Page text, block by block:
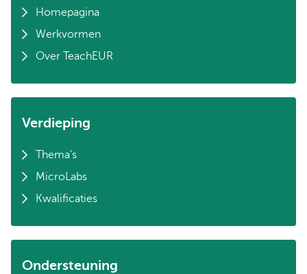
Homepagina
Werkvormen
Over TeachEUR
Verdieping
Thema's
MicroLabs
Kwalificaties
Ondersteuning